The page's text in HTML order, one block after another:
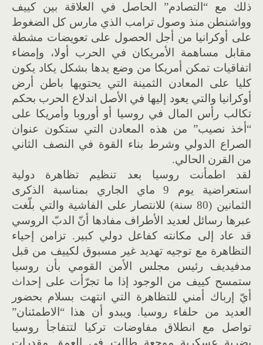
ذلك مع “التصادم” الحاصل في العلاقة بين كييف
وواشنطن منذ وصول ترامب الذي مارس كل الضغوط
على أوكرانيا من أجل الحصول على تعويضات مشطة
مقابل مساهمة الأمريكان في الحرب أولا، وإمضاء
اتفاقيات تمكن أمريكا من وضع يدها بشكل يكاد يكون
كليا على المعادن الثمينة التي يحتويها باطن أرض
أوكرانيا والتي يعود إليها في الأصل اندلاع الحرب بحكم
تكالب رأس المال في روسيا أو أوروبا وأمريكا على
“أخذ نصيب” من هذه المعادن التي ستكون عنوان
الصراع الدولي وشرط بناء القوة في النصف الثاني
من القرن الحالي.
لقد اطمأنت روسيا بعد تنظيم تظاهرة دولية
استعراضية يوم 9 ماي الجاري بمناسبة الذكرى
الثمانين (80 سنة) للانتصار على الفاشية والتي بلّغت
عبرها رسائل لعديد الأطراف مفادها أنّ الدبّ الروسي
قد عاد إلى مكانته كفاعل دولي كبير. تزامن إحياء
التظاهرة مع توجيه تهديد غير مسبوق لكييف من قبل
مدفيديف رئيس مجلس الأمن القومي بأن روسيا
ستمسح كييف من الوجود إذا ما تجرّأت على إحداث
أيّ إرباك أمني للتظاهرة التي انتهت بسلام بحضور
العديد من حلفاء روسيا. ويبدو أن هذا “الاطمئنان”
تواصل مع انطلاق مفاوضات تركيا لتتفاجأ روسيا
بضربة عسكرية موجعة طالت في العمق مقدرات